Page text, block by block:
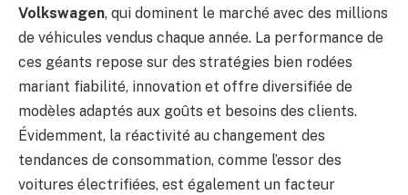
Volkswagen, qui dominent le marché avec des millions
de véhicules vendus chaque année. La performance de
ces géants repose sur des stratégies bien rodées
mariant fiabilité, innovation et offre diversifiée de
modèles adaptés aux goûts et besoins des clients.
Évidemment, la réactivité au changement des
tendances de consommation, comme l’essor des
voitures électrifiées, est également un facteur